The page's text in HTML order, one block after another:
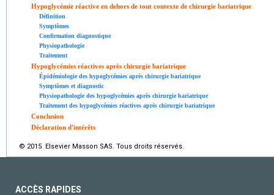
Hypoglycémie réactive en dehors de tout contexte de chirurgie bariatrique
Définition
Symptômes
Confirmation diagnostique
Physiopathologie
Traitement
Hypoglycémies réactives après chirurgie bariatrique
Épidémiologie des hypoglycémies après chirurgie bariatrique
Symptômes et diagnostic
Physiopathologie des hypoglycémies après chirurgie bariatrique
Traitement des hypoglycémies réactives après chirurgie bariatrique
Conclusion
Déclaration d'intérêts
© 2015 Elsevier Masson SAS. Tous droits réservés.
ACCÈS RAPIDES